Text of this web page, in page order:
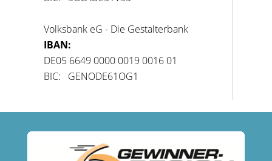
Volksbank eG - Die Gestalterbank
IBAN:
DE05 6649 0000 0019 0016 01
BIC: GENODE61OG1